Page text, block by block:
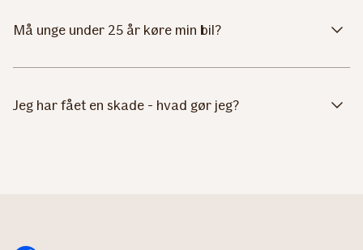
Må unge under 25 år køre min bil?
Jeg har fået en skade - hvad gør jeg?